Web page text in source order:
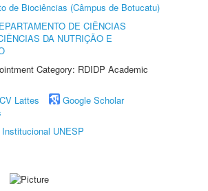
de Biociências (Câmpus de Botucatu)
DE CIÊNCIAS
DA NUTRIÇÃO E
Category: RDIDP Academic
CV Lattes
Google Scholar
UNESP